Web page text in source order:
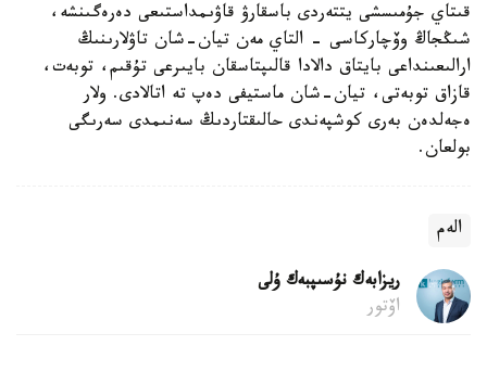
قىتاي جۇمىسشى يتتەردى باسقارۋ قاۋىمداستىعى دەرەگىنشە،
شىڭجاڭ وۆچاركاسى - التاي مەن تيان-شان تاۋلارىنىڭ
ارالىعىنداعى بايتاق دالادا قالىپتاسقان بايىرعى تۇقىم، توبەت،
قازاق توبەتى، تيان-شان ماستيفى دەپ تە اتالادى. ولار
ەجەلدەن بەرى كوشپەندى حالىقتاردىڭ سەنىمدى سەرىگى
بولعان.
الەم
ريزابەك نۇسىپبەك ۇلى
اۆتور